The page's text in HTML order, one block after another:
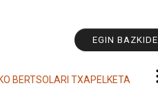
EGIN BAZKIDE
BERTSOLARI TXAPELKETA